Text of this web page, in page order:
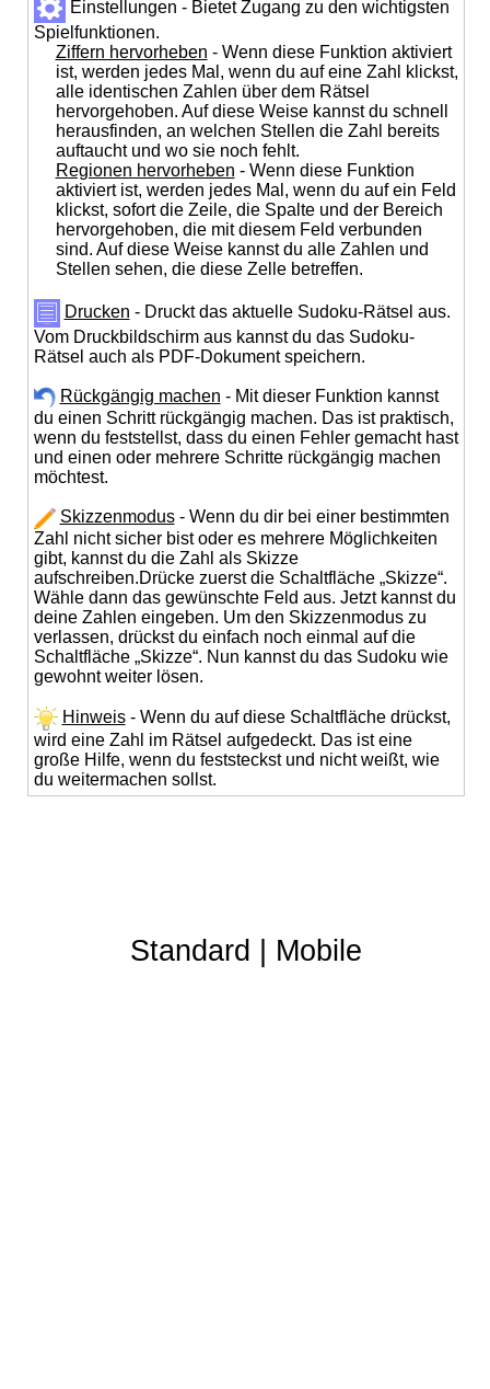
Einstellungen - Bietet Zugang zu den wichtigsten
Spielfunktionen.
Ziffern hervorheben - Wenn diese Funktion aktiviert
ist, werden jedes Mal, wenn du auf eine Zahl klickst,
alle identischen Zahlen über dem Rätsel
hervorgehoben. Auf diese Weise kannst du schnell
herausfinden, an welchen Stellen die Zahl bereits
auftaucht und wo sie noch fehlt.
Regionen hervorheben - Wenn diese Funktion
aktiviert ist, werden jedes Mal, wenn du auf ein Feld
klickst, sofort die Zeile, die Spalte und der Bereich
hervorgehoben, die mit diesem Feld verbunden
sind. Auf diese Weise kannst du alle Zahlen und
Stellen sehen, die diese Zelle betreffen.
Drucken - Druckt das aktuelle Sudoku-Rätsel aus.
Vom Druckbildschirm aus kannst du das Sudoku-
Rätsel auch als PDF-Dokument speichern.
Rückgängig machen - Mit dieser Funktion kannst
du einen Schritt rückgängig machen. Das ist praktisch,
wenn du feststellst, dass du einen Fehler gemacht hast
und einen oder mehrere Schritte rückgängig machen
möchtest.
Skizzenmodus- Wenn du dir bei einer bestimmten
Zahl nicht sicher bist oder es mehrere Möglichkeiten
gibt, kannst du die Zahl als Skizze
aufschreiben.Drücke zuerst die Schaltfläche „Skizze“.
Wähle dann das gewünschte Feld aus. Jetzt kannst du
deine Zahlen eingeben. Um den Skizzenmodus zu
verlassen, drückst du einfach noch einmal auf die
Schaltfläche „Skizze“. Nun kannst du das Sudoku wie
gewohnt weiter lösen.
Hinweis- Wenn du auf diese Schaltfläche drückst,
wird eine Zahl im Rätsel aufgedeckt. Das ist eine
große Hilfe, wenn du feststeckst und nicht weißt, wie
du weitermachen sollst.
Standard Mobile